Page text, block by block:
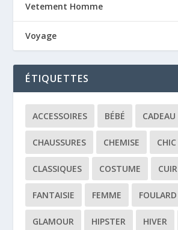
Vetement Homme
Voyage
ÉTIQUETTES
ACCESSOIRES BÉBÉ CADEAU
CHAUSSURES CHEMISE CHIC
CLASSIQUES COSTUME CUIR
FANTAISIE FEMME FOULARD
GLAMOUR HIPSTER HIVER